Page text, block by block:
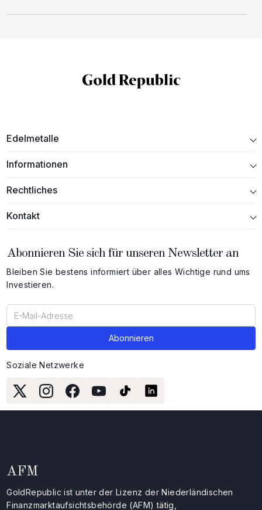
Edelmetalle
Informationen
Rechtliches
Kontakt
Abonnieren Sie sich für unseren Newsletter an
Bleiben Sie bestens informiert über alles Wichtige rund ums
Investieren.
Soziale Netzwerke
AFM
GoldRepublic ist unter der Lizenz der Niederländischen
Finanzmarktaufsichtsbehörde (AFM) tätig,